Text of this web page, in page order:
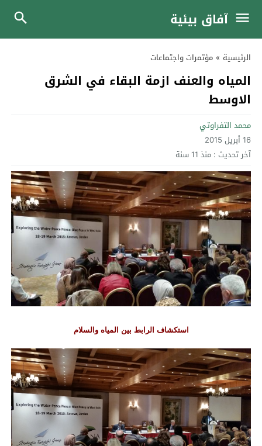
آفاق بيئية
الرئيسية » مؤتمرات واجتماعات
المياه والعنف ازمة البقاء في الشرق
الاوسط
محمد التفراوتي
16 أبريل 2015
آخر تحديث : منذ 11 سنة
استكشاف الرابط بين المياه والسلام